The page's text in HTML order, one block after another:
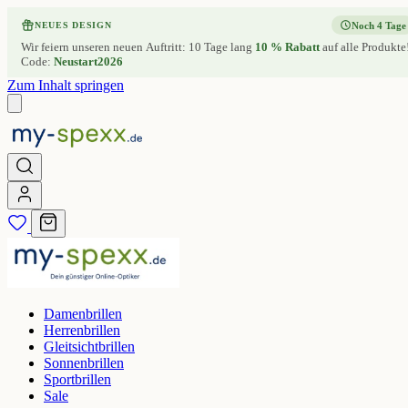
NEUES DESIGN
Wir feiern unseren neuen Auftritt: 10 Tage lang 10 % Rabattauf alle
Code: Neustart2026
Noch 4 Tage
Zum Inhalt springen
Damenbrillen
Herrenbrillen
Gleitsichtbrillen
Sonnenbrillen
Sportbrillen
Sale